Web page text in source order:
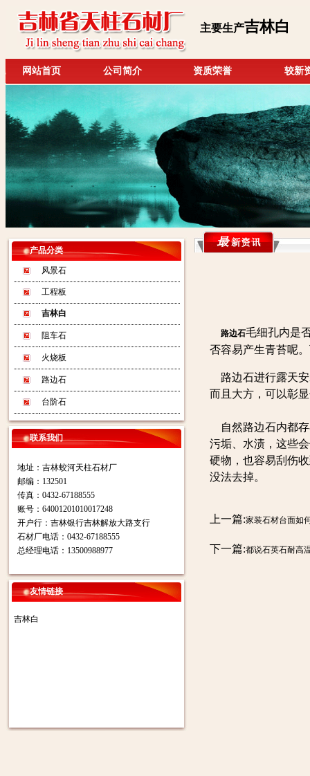
主要生产吉林白
网站首页 公司简介 资质荣誉 较新
产品分类
风景石
工程板
吉林白
阻车石
火烧板
路边石
台阶石
联系我们
地址：吉林蛟河天柱石材厂
邮编：132501
传真：0432-67188555
账号：64001201010017248
开户行：吉林银行吉林解放大路支行
石材厂电话：0432-67188555
总经理电话：13500988977
友情链接
吉林白
路边石毛细孔内是
否容易产生青苔呢
路边石进行露天安
而且大方，可以彰
自然路边石内都存
污垢、水渍，这些
硬物，也容易刮伤
没法去掉。
上一篇:家装石材台面如
下一篇:都说石英石耐高